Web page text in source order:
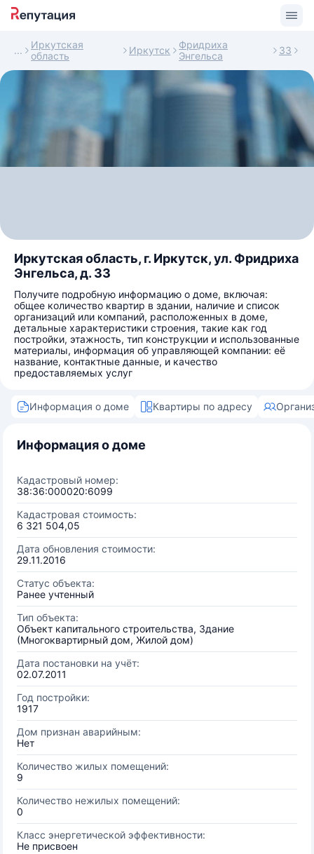
Иркутская
область
Иркутск
Фридриха
Энгельса
33
Иркутская область, г. Иркутск, ул. Фридриха
Энгельса, д. 33
Получите подробную информацию о доме, включая:
общее количество квартир в здании, наличие и список
организаций или компаний, расположенных в доме,
детальные характеристики строения, такие как год
постройки, этажность, тип конструкции и использованные
материалы, информация об управляющей компании: её
название, контактные данные, и качество
предоставляемых услуг
Информация о доме Квартиры по адресу
Информация о доме
Кадастровый номер:
38:36:000020:6099
Кадастровая стоимость:
6 321 504,05
Дата обновления стоимости:
29.11.2016
Статус объекта:
Ранее учтенный
Тип объекта:
Объект капитального строительства, Здание
(Многоквартирный дом, Жилой дом)
Дата постановки на учёт:
02.07.2011
Год постройки:
1917
Дом признан аварийным:
Нет
Количество жилых помещений:
9
Количество нежилых помещений:
0
Класс энергетической эффективности:
Не присвоен